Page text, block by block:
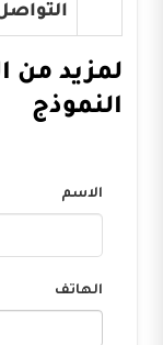
لمزيد من
النموذج
الاسم
الهاتف